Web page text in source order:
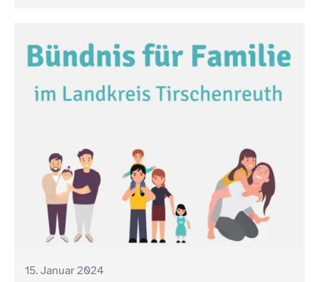
15. Januar 2024